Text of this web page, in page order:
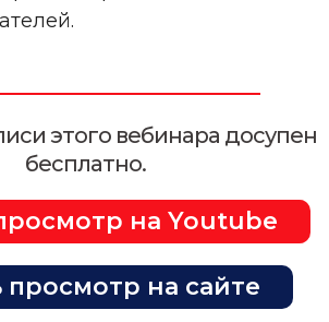
этого вебинара досупен
бесплатно.
на Youtube
просмотр на сайте